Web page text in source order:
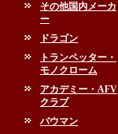
その他国内メーカ
ー
ドラゴン
トランペッター・
モノクローム
アカデミー・AFV
クラブ
バウマン